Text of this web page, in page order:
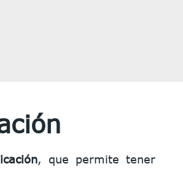
, que permite tener